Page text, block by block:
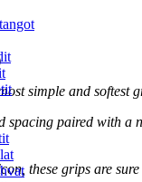
simple and softest
spacing paired with a
these grips are